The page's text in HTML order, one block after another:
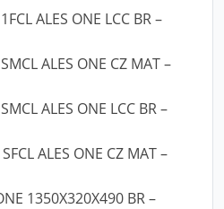
ALES ONE LCC BR –
ALES ONE CZ MAT –
ALES ONE LCC BR –
ALES ONE CZ MAT –
1350X320X490 BR –